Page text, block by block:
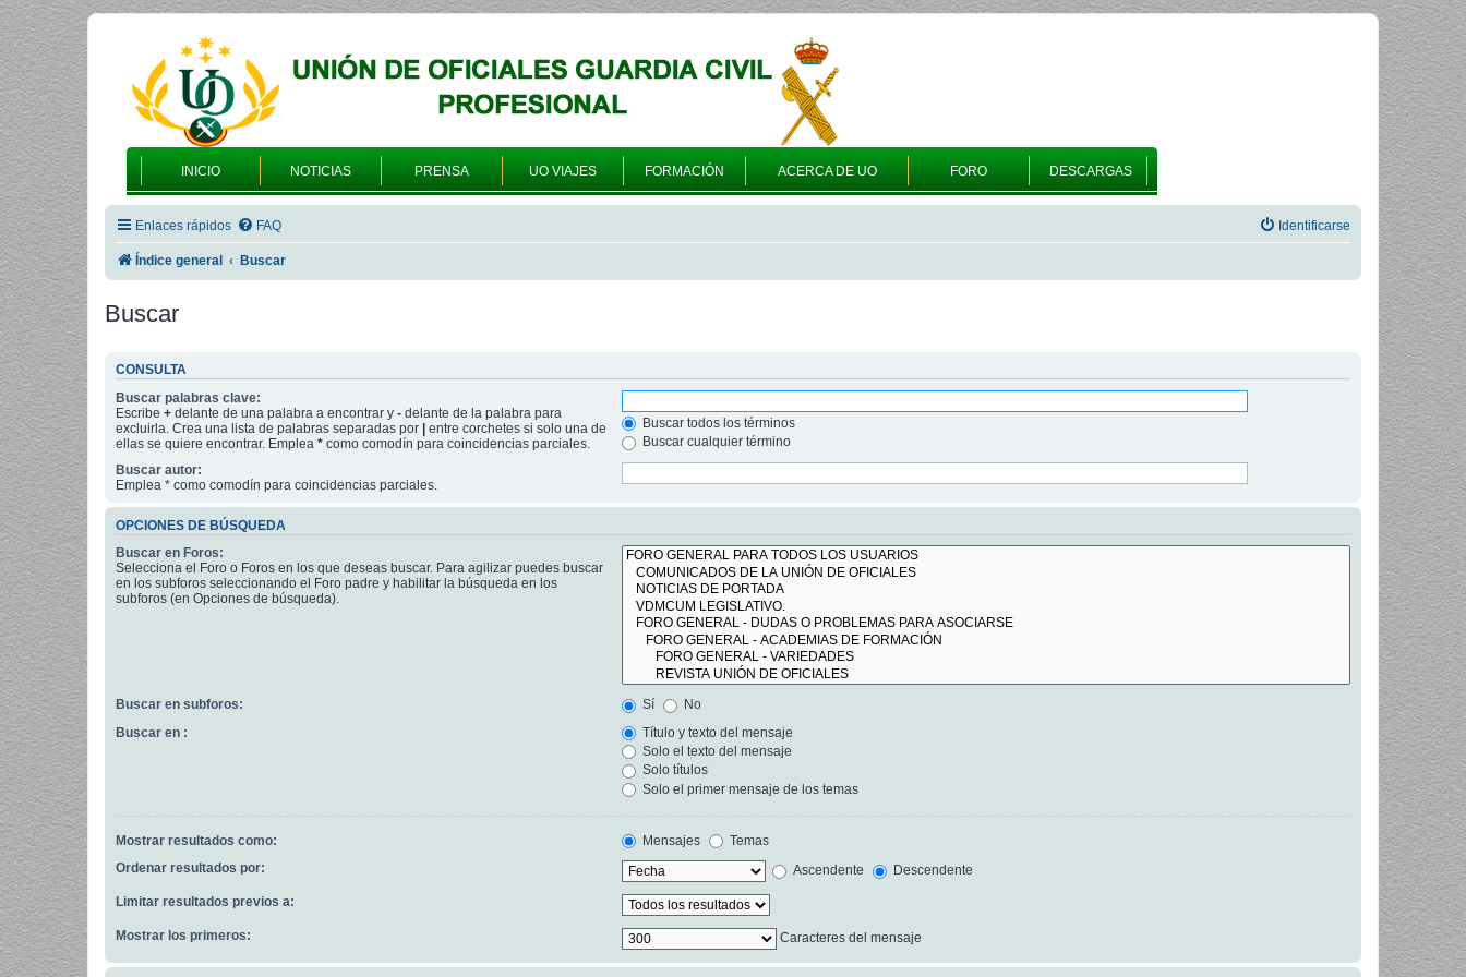
INICIO NOTICIAS PRENSA UO VIAJES FORMACIÓN ACERCA DE UO FORO DESCARGAS
Enlaces rápidos FAQ Identificarse
Índice general Buscar
Buscar
CONSULTA
Buscar palabras clave:
Escribe + delante de una palabra a encontrar y - delante de la palabra para
excluirla. Crea una lista de palabras separadas por
entre corchetes si solo una de
ellas se quiere encontrar. Emplea * como comodín para coincidencias parciales.
Buscar todos los términos
Buscar cualquier término
Buscar autor:
Emplea * como comodín para coincidencias parciales.
OPCIONES DE BÚSQUEDA
Buscar en Foros:
Selecciona el Foro o Foros en los que deseas buscar. Para agilizar puedes buscar
en los subforos seleccionando el Foro padre y habilitar la búsqueda en los
subforos (en Opciones de búsqueda).
Buscar en subforos: Sí
No
Buscar en :
Título y texto del mensaje
Solo el texto del mensaje
Solo títulos
Solo el primer mensaje de los temas
Mostrar resultados como: Mensajes
Temas
Ordenar resultados por:
Ascendente Descendente
Limitar resultados previos a:
Mostrar los primeros: Caracteres del mensaje